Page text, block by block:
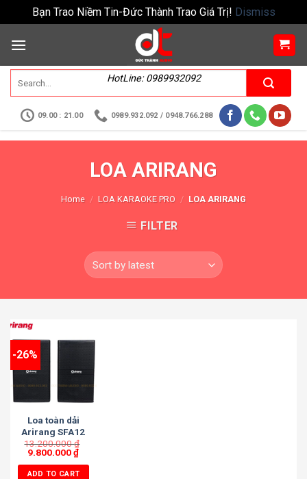
Bạn Trao Niềm Tin-Đức Thành Trao Giá Trị! Dismiss
HotLine: 0989932092
09.00 : 21.00 0989.932.092 / 0948.766.288
LOA ARIRANG
Home / LOA KARAOKE PRO / LOA ARIRANG
FILTER
-26%
Loa toàn dải
Arirang SFA12
13.200.000₫
9.800.000₫
ADD TO CART